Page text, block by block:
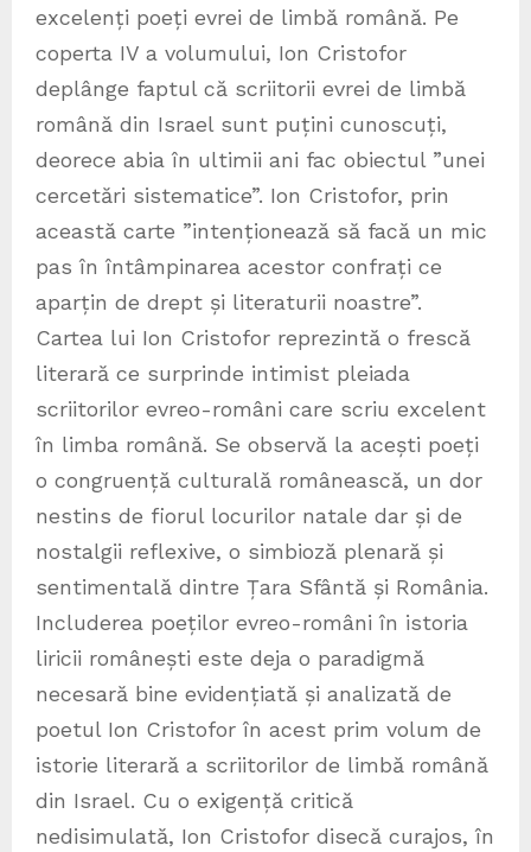
excelenți poeți evrei de limbă română. Pe
coperta IV a volumului, Ion Cristofor
deplânge faptul că scriitorii evrei de limbă
română din Israel sunt puțini cunoscuți,
deorece abia în ultimii ani fac obiectul ”unei
cercetări sistematice”. Ion Cristofor, prin
această carte ”intenționează să facă un mic
pas în întâmpinarea acestor confrați ce
aparțin de drept și literaturii noastre”.
Cartea lui Ion Cristofor reprezintă o frescă
literară ce surprinde intimist pleiada
scriitorilor evreo-români care scriu excelent
în limba română. Se observă la acești poeți
o congruență culturală românească, un dor
nestins de fiorul locurilor natale dar și de
nostalgii reflexive, o simbioză plenară și
sentimentală dintre Țara Sfântă și România.
Includerea poeților evreo-români în istoria
liricii românești este deja o paradigmă
necesară bine evidențiată și analizată de
poetul Ion Cristofor în acest prim volum de
istorie literară a scriitorilor de limbă română
din Israel. Cu o exigență critică
nedisimulată, Ion Cristofor disecă curajos, în